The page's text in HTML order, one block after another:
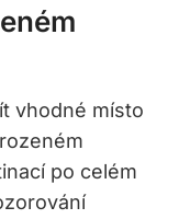
vhodné místo
po celém